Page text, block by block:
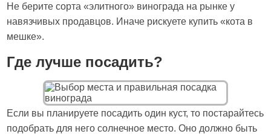
Не берите сорта «элитного» винограда на рынке у
навязчивых продавцов. Иначе рискуете купить «кота в
мешке».
Где лучше посадить?
Если вы планируете посадить один куст, то постарайтесь
подобрать для него солнечное место. Оно должно быть